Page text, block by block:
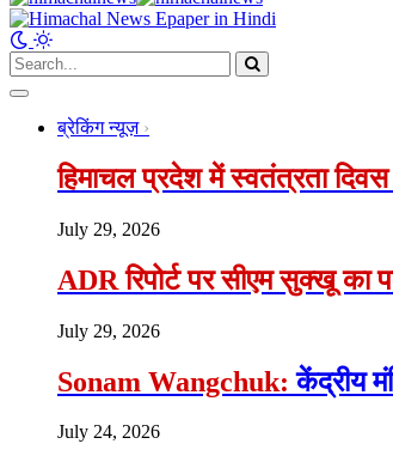
ब्रेकिंग न्यूज़
हिमाचल प्रदेश में स्वतंत्रता
July 29, 2026
ADR रिपोर्ट पर सीएम सुक्खू का
July 29, 2026
Sonam Wangchuk: केंद्रीय
July 24, 2026